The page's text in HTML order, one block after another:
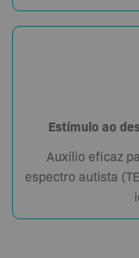
Estímulo ao
Auxílio eficaz
espectro autista